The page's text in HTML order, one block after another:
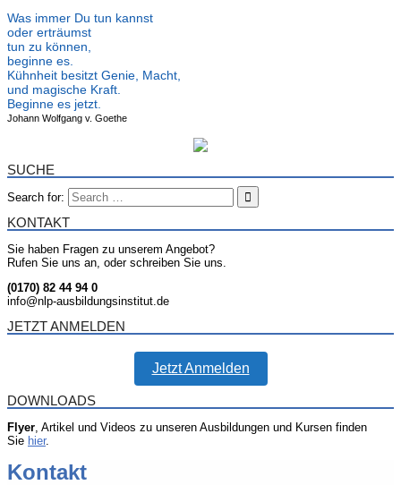
Was immer Du tun kannst
oder erträumst
tun zu können,
beginne es.
Kühnheit besitzt Genie, Macht,
und magische Kraft.
Beginne es jetzt.
Johann Wolfgang v. Goethe
SUCHE
Search for:
KONTAKT
Sie haben Fragen zu unserem Angebot?
Rufen Sie uns an, oder schreiben Sie uns.
(0170) 82 44 94 0
info@nlp-ausbildungsinstitut.de
JETZT ANMELDEN
Jetzt Anmelden
DOWNLOADS
Flyer , Artikel und Videos zu unseren Ausbildungen und Kursen finden
Sie hier.
Kontakt